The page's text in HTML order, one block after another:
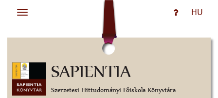
HU
Toggle
SAPIENTIA
Szerzetesi Hittudományi Főiskola Könyvtára